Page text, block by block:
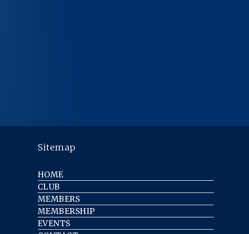
Sitemap
HOME
CLUB
MEMBERS
MEMBERSHIP
EVENTS